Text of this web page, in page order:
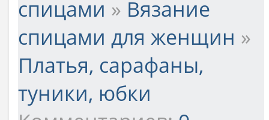
спицами » Вязание
спицами для женщин »
Платья, сарафаны,
туники, юбки